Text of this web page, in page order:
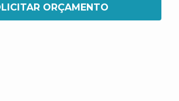
ORÇAMENTO